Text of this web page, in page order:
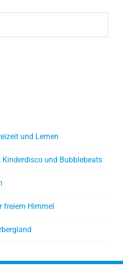
und Lernen
und Bubblebeats
freiem Himmel